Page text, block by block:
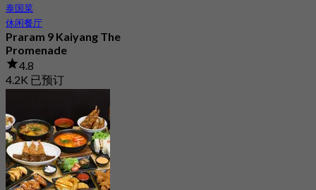
泰国菜
休闲餐厅
Praram 9 Kaiyang The
Promenade
4.8
4.2K 已预订